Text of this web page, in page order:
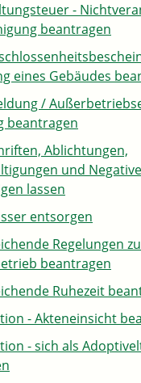
-
beantragen
eines Gebäudes
/
beantragen
Ablichtungen,
und
lassen
entsorgen
Regelungen
beantragen
Ruhezeit
- Akteneinsicht
- sich als